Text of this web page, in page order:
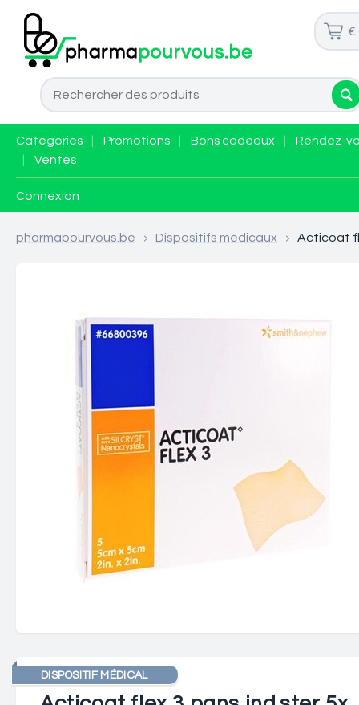
€
Catégories Promotions Bons cadeaux
Rendez-
Ventes
Connexion
pharmapourvous.be > Dispositifs médicaux > Acticoat
DISPOSITIF MÉDICAL